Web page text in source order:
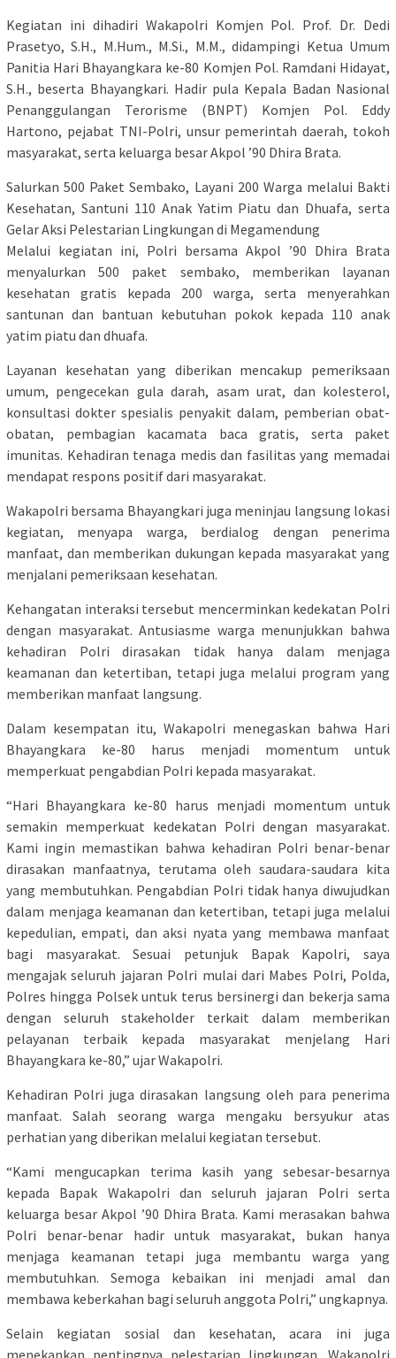
Kegiatan ini dihadiri Wakapolri Komjen Pol. Prof. Dr. Dedi
Prasetyo, S.H., M.Hum., M.Si., M.M., didampingi Ketua Umum
Panitia Hari Bhayangkara ke-80 Komjen Pol. Ramdani Hidayat,
S.H., beserta Bhayangkari. Hadir pula Kepala Badan Nasional
Penanggulangan Terorisme (BNPT) Komjen Pol. Eddy
Hartono, pejabat TNI-Polri, unsur pemerintah daerah, tokoh
masyarakat, serta keluarga besar Akpol ’90 Dhira Brata.
Salurkan 500 Paket Sembako, Layani 200 Warga melalui Bakti
Kesehatan, Santuni 110 Anak Yatim Piatu dan Dhuafa, serta
Gelar Aksi Pelestarian Lingkungan di Megamendung
Melalui kegiatan ini, Polri bersama Akpol ’90 Dhira Brata
menyalurkan 500 paket sembako, memberikan layanan
kesehatan gratis kepada 200 warga, serta menyerahkan
santunan dan bantuan kebutuhan pokok kepada 110 anak
yatim piatu dan dhuafa.
Layanan kesehatan yang diberikan mencakup pemeriksaan
umum, pengecekan gula darah, asam urat, dan kolesterol,
konsultasi dokter spesialis penyakit dalam, pemberian obat-
obatan, pembagian kacamata baca gratis, serta paket
imunitas. Kehadiran tenaga medis dan fasilitas yang memadai
mendapat respons positif dari masyarakat.
Wakapolri bersama Bhayangkari juga meninjau langsung lokasi
kegiatan, menyapa warga, berdialog dengan penerima
manfaat, dan memberikan dukungan kepada masyarakat yang
menjalani pemeriksaan kesehatan.
Kehangatan interaksi tersebut mencerminkan kedekatan Polri
dengan masyarakat. Antusiasme warga menunjukkan bahwa
kehadiran Polri dirasakan tidak hanya dalam menjaga
keamanan dan ketertiban, tetapi juga melalui program yang
memberikan manfaat langsung.
Dalam kesempatan itu, Wakapolri menegaskan bahwa Hari
Bhayangkara ke-80 harus menjadi momentum untuk
memperkuat pengabdian Polri kepada masyarakat.
“Hari Bhayangkara ke-80 harus menjadi momentum untuk
semakin memperkuat kedekatan Polri dengan masyarakat.
Kami ingin memastikan bahwa kehadiran Polri benar-benar
dirasakan manfaatnya, terutama oleh saudara-saudara kita
yang membutuhkan. Pengabdian Polri tidak hanya diwujudkan
dalam menjaga keamanan dan ketertiban, tetapi juga melalui
kepedulian, empati, dan aksi nyata yang membawa manfaat
bagi masyarakat. Sesuai petunjuk Bapak Kapolri, saya
mengajak seluruh jajaran Polri mulai dari Mabes Polri, Polda,
Polres hingga Polsek untuk terus bersinergi dan bekerja sama
dengan seluruh stakeholder terkait dalam memberikan
pelayanan terbaik kepada masyarakat menjelang Hari
Bhayangkara ke-80,” ujar Wakapolri.
Kehadiran Polri juga dirasakan langsung oleh para penerima
manfaat. Salah seorang warga mengaku bersyukur atas
perhatian yang diberikan melalui kegiatan tersebut.
“Kami mengucapkan terima kasih yang sebesar-besarnya
kepada Bapak Wakapolri dan seluruh jajaran Polri serta
keluarga besar Akpol ’90 Dhira Brata. Kami merasakan bahwa
Polri benar-benar hadir untuk masyarakat, bukan hanya
menjaga keamanan tetapi juga membantu warga yang
membutuhkan. Semoga kebaikan ini menjadi amal dan
membawa keberkahan bagi seluruh anggota Polri,” ungkapnya.
Selain kegiatan sosial dan kesehatan, acara ini juga
menekankan pentingnya pelestarian lingkungan. Wakapolri